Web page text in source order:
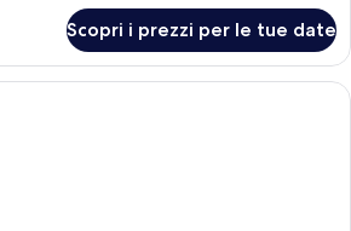
Scopri i prezzi per le tue date